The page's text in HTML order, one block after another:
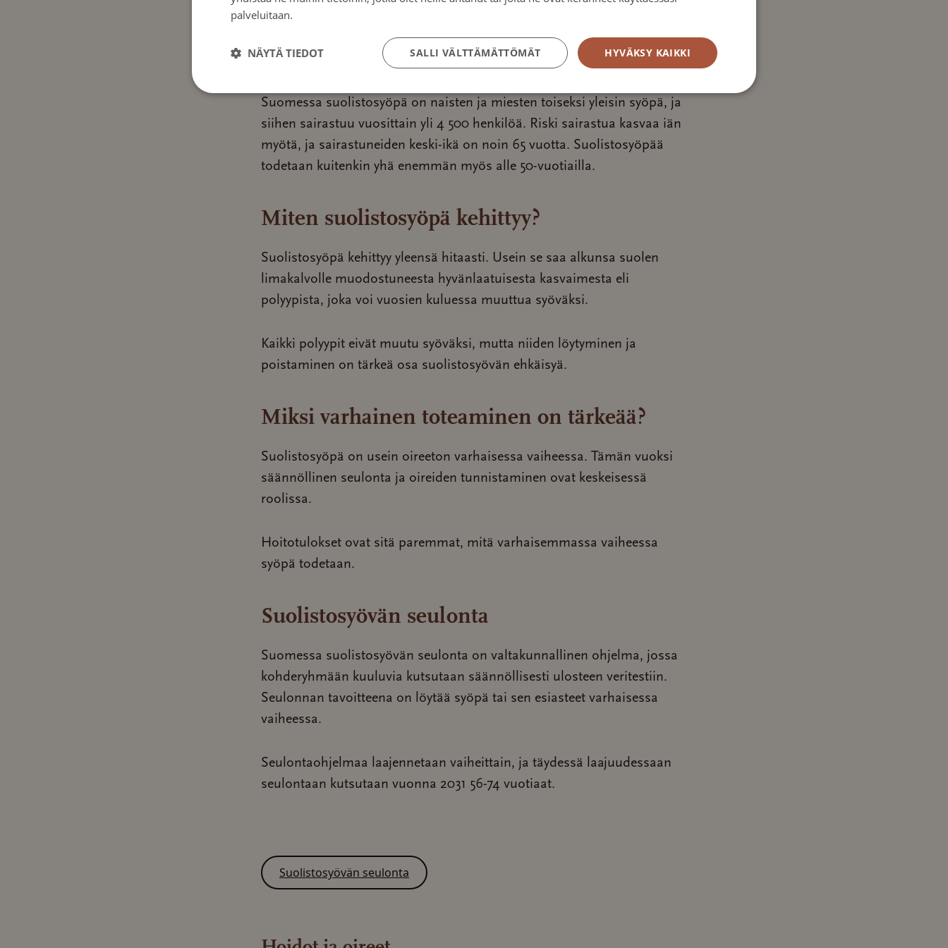
Suolistosyöpä on yhteinen nimitys paksu-, perä- ja ohutsuolen syöville.
Valtaosa suolistosyövistä on paksu- tai peräsuolen syöpiä.
Suomessa suolistosyöpä on naisten ja miesten toiseksi yleisin syöpä, ja
siihen sairastuu vuosittain yli 4 500 henkilöä. Riski sairastua kasvaa iän
myötä, ja sairastuneiden keski-ikä on noin 65 vuotta. Suolistosyöpää
todetaan kuitenkin yhä enemmän myös alle 50-vuotiailla.
Miten suolistosyöpä kehittyy?
Suolistosyöpä kehittyy yleensä hitaasti. Usein se saa alkunsa suolen
limakalvolle muodostuneesta hyvänlaatuisesta kasvaimesta eli
polyypista, joka voi vuosien kuluessa muuttua syöväksi.
Kaikki polyypit eivät muutu syöväksi, mutta niiden löytyminen ja
poistaminen on tärkeä osa suolistosyövän ehkäisyä.
Miksi varhainen toteaminen on tärkeää?
Suolistosyöpä on usein oireeton varhaisessa vaiheessa. Tämän vuoksi
säännöllinen seulonta ja oireiden tunnistaminen ovat keskeisessä
roolissa.
Hoitotulokset ovat sitä paremmat, mitä varhaisemmassa vaiheessa
syöpä todetaan.
Suolistosyövän seulonta
Suomessa suolistosyövän seulonta on valtakunnallinen ohjelma, jossa
kohderyhmään kuuluvia kutsutaan säännöllisesti ulosteen veritestiin.
Seulonnan tavoitteena on löytää syöpä tai sen esiasteet varhaisessa
vaiheessa.
Seulontaohjelmaa laajennetaan vaiheittain, ja täydessä laajuudessaan
seulontaan kutsutaan vuonna 2031 56-74 vuotiaat.
Suolistosyövän seulonta
palveluitaan.
HYVÄKSY KAIKKI
SALLI VÄLTTÄMÄTTÖMÄT
NÄYTÄ TIEDOT